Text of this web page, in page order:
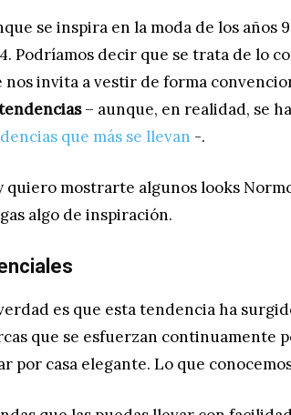
se inspira en la moda de los
Podríamos decir que se trata de lo
nos invita a vestir de forma
– aunque, en realidad, se
que más se llevan -.
quiero mostrarte algunos looks
algo de inspiración.
es que esta tendencia ha
que se esfuerzan continuamente
por casa elegante. Lo que